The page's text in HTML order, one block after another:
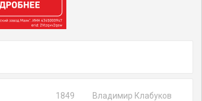
Владимир Клабуков
1849